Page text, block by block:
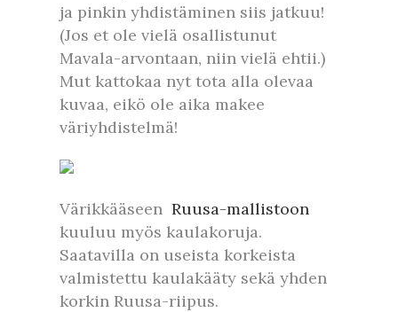
ja pinkin yhdistäminen siis jatkuu!
(Jos et ole vielä osallistunut
Mavala-arvontaan, niin vielä ehtii.)
Mut kattokaa nyt tota alla olevaa
kuvaa, eikö ole aika makee
väriyhdistelmä!
Värikkääseen Ruusa-mallistoon
kuuluu myös kaulakoruja.
Saatavilla on useista korkeista
valmistettu kaulakääty sekä yhden
korkin Ruusa-riipus.